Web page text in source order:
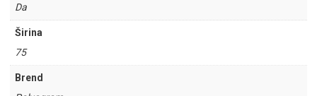
Da
Širina
75
Brend